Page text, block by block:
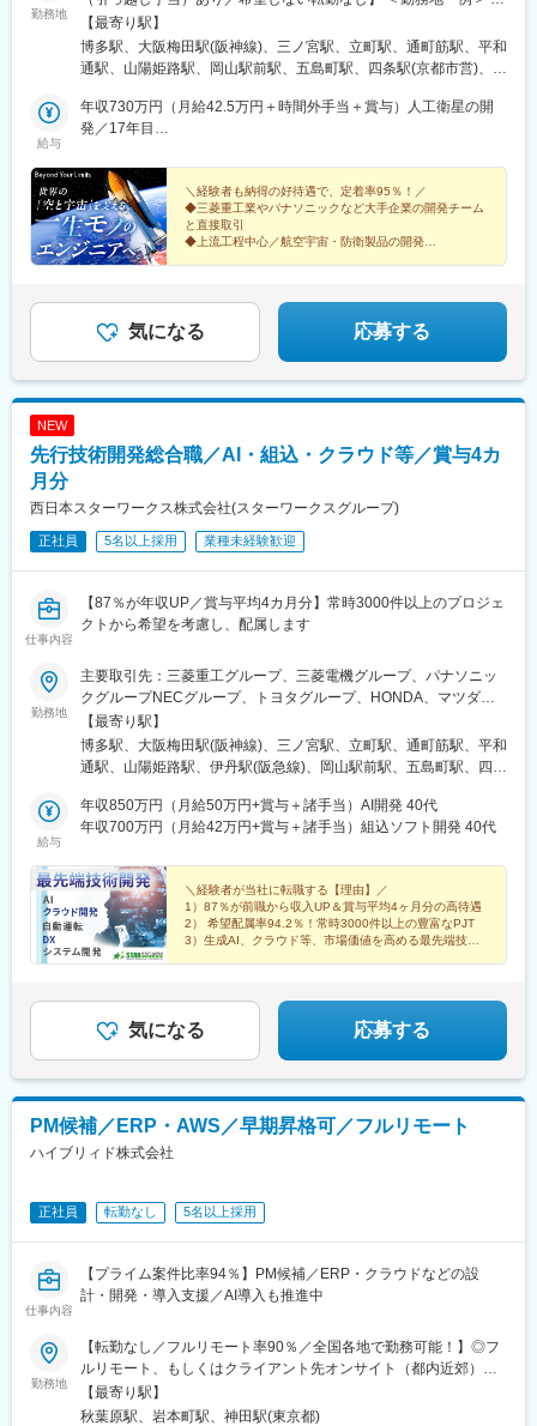
勤務地
三菱重工グループ └兵庫県 高砂市、神戸市 長崎県 長崎市、諫早
市、岡山県 玉野市 ・川崎重工業 └兵庫県 明石市、神戸市 ・新明
和工業 └兵庫県 神戸市東灘区、宝塚市 ・三菱電機グループ └兵庫
グループ └大阪府 門真市、守口市 、大阪市 ・NECグループ └福
岡市中央区、早良区 など ＜関西＞大阪府／兵庫県／京都府／滋賀
県／鳥取県／島根県／山口県／徳島県＜九州＞福岡県／熊本県／
長崎県／鹿児島県／宮崎県／佐賀県／大分県※テクニカルセンタ
ー・サテライトオフィスあり※マイカー通勤可※受動喫煙対策あ
り：喫煙所あり（屋外）
【最寄り駅】
博多駅、大阪梅田駅(阪神線)、三ノ宮駅、立町駅、通町筋駅、平和
通駅、山陽姫路駅、岡山駅前駅、五島町駅、四条駅(京都市営)、福
東駅、熊本城・市役所前駅、小倉駅(福岡県)、姫路駅、岡山駅、大
波止駅、烏丸駅、伊丹駅(福知山線)、櫛田神社前駅、県庁前駅(広
給与
年収730万円（月給42.5万円＋時間外手当＋賞与）人工衛星の開
発／17年目
ム開発／5年目
＼経験者も納得の好待遇で、定着率95％！／
◆三菱重工業やパナソニックなど大手企業の開発チーム
と直接取引
◆上流工程中心／航空宇宙・防衛製品の開発
気になる 応募する
NEW
先行技術開発総合職／AI・組込・クラウド等／賞与4カ
月分
西日本スターワークス株式会社(スターワークスグループ)
正社員 5名以上採用 業種未経験歓迎
仕事内容
【87％が年収UP／賞与平均4カ月分】常時3000件以上のプロジェ
クトから希望を考慮し、配属します
勤務地
主要取引先：三菱重工グループ、三菱電機グループ、パナソニッ
クグループNECグループ、トヨタグループ、HONDA、マツダグ
ループ、NTTグループ、エネコム、 等★プロジェクト先 ※一部
抜粋◆関西大阪：大阪市（梅田、京橋、本町、中之島等）、門
真、守口、池田、堺、池田、豊中、高槻、吹田 等兵庫：神戸市
尼崎、三田、宝塚 等 京都：京都（西大路、西院、四条）、長
岡京、向日、亀岡、けいはんな 等滋賀：草津、大津、栗東、守
等）、府中町、東広島、福山、呉、三原 等岡山：岡山市、倉
敷、玉野、 笠岡、 井原、 浅口 等山口：山口市、岩国、下松、
徳山 等香川／愛媛／鳥取／島根／徳島◆九州福岡：福岡市（博
多、天神、ももち、渡辺通等）、北九州（小倉、八幡、黒崎
等）、宮若、宗像 等長崎：長崎、諫早、佐世保 等熊本／鹿児
煙対策あり：喫煙所あり（屋外）
【最寄り駅】
博多駅、大阪梅田駅(阪神線)、三ノ宮駅、立町駅、通町筋駅、平和
通駅、山陽姫路駅、伊丹駅(阪急線)、岡山駅前駅、五島町駅、四条
東駅、熊本城・市役所前駅、小倉駅(福岡県)、姫路駅、伊丹駅(福
知山線)、岡山駅、大波止駅、烏丸駅、櫛田神社前駅、県庁前駅(広
給与
年収850万円（月給50万円+賞与＋諸手当）AI開発 40代
年収700万円（月給42万円+賞与＋諸手当）組込ソフト開発 40代
＼経験者が当社に転職する【理由】／
1）87％が前職から収入UP＆賞与平均4ヶ月分の高待遇
2） 希望配属率94.2％！常時3000件以上の豊富なPJT
3）生成AI、クラウド等、市場価値を高める最先端技術
気になる 応募する
PM候補／ERP・AWS／早期昇格可／フルリモート
ハイブリィド株式会社
正社員 転勤なし 5名以上採用
仕事内容
【プライム案件比率94％】PM候補／ERP・クラウドなどの設
計・開発・導入支援／AI導入も推進中
勤務地
【転勤なし／フルリモート率90％／全国各地で勤務可能！】◎フ
ルリモート、もしくはクライアント先オンサイト（都内近郊）に
て対応しています。◎現在社員のほとんどがフルリモート勤務メ
イン！全国からの応募が可能です！場所や時間に縛られず、新し
【最寄り駅】
秋葉原駅、岩本町駅、神田駅(東京都)